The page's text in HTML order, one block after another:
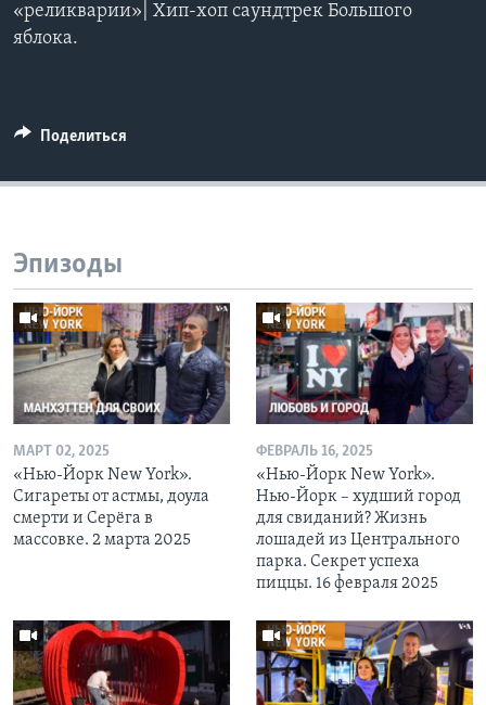
«реликварии»| Хип-хоп саундтрек Большого
яблока.
Поделиться
Эпизоды
МАРТ 02, 2025
«Нью-Йорк New York».
Сигареты от астмы, доула
смерти и Серёга в
массовке. 2 марта 2025
ФЕВРАЛЬ 16, 2025
«Нью-Йорк New York».
Нью-Йорк – худший город
для свиданий? Жизнь
лошадей из Центрального
парка. Секрет успеха
пиццы. 16 февраля 2025